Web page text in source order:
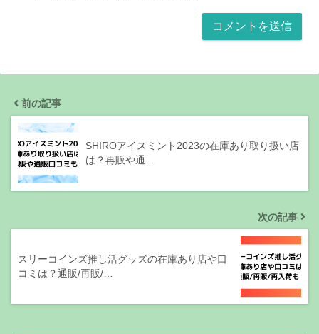
前の記事
SHIROアイスミント2023の在庫あり取り扱い店
は？再販や通…
次の記事
スリーコインズ推し活グッズの在庫あり店や口
コミは？通販/再販/…